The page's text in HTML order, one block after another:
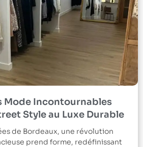
Mode Incontournables
Style au Luxe Durable
de Bordeaux, une révolution
prend forme, redéfinissant